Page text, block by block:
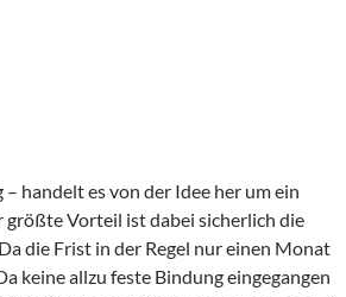
handelt es von der Idee her um ein
größte Vorteil ist dabei sicherlich die
die Frist in der Regel nur einen Monat
keine allzu feste Bindung eingegangen